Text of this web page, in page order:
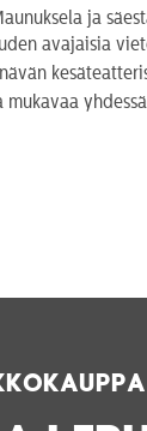
ja
avajaisia
mukavaa